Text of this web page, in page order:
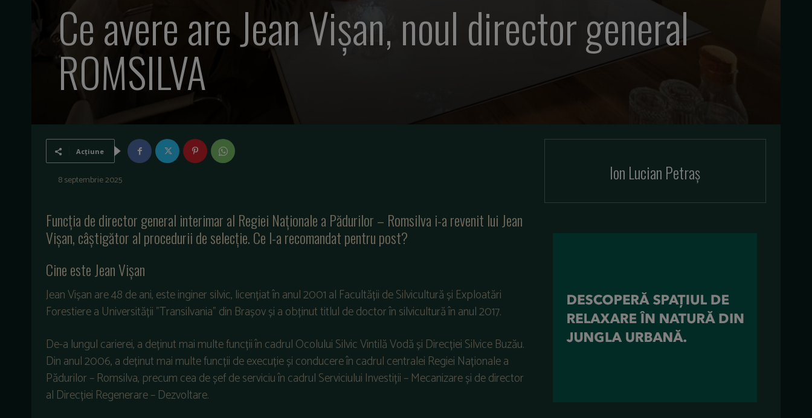
Ce avere are Jean Vișan, noul director general
ROMSILVA
Acțiune
8 septembrie 2025
Funcția de director general interimar al Regiei Naționale a Pădurilor – Romsilva i-a revenit lui Jean
Vișan, câștigător al procedurii de selecție. Ce l-a recomandat pentru post?
Cine este Jean Vișan
Jean Vișan are 48 de ani, este inginer silvic, licențiat în anul 2001 al Facultății de Silvicultură și Exploatări
Forestiere a Universității ”Transilvania” din Brașov și a obținut titlul de doctor în silvicultură în anul 2017.
De-a lungul carierei, a deținut mai multe funcții în cadrul Ocolului Silvic Vintilă Vodă și Direcției Silvice Buzău.
Din anul 2006, a deținut mai multe funcții de execuție și conducere în cadrul centralei Regiei Naționale a
Pădurilor – Romsilva, precum cea de șef de serviciu în cadrul Serviciului Investiții – Mecanizare și de director
al Direcției Regenerare – Dezvoltare.
Ion Lucian Petraș